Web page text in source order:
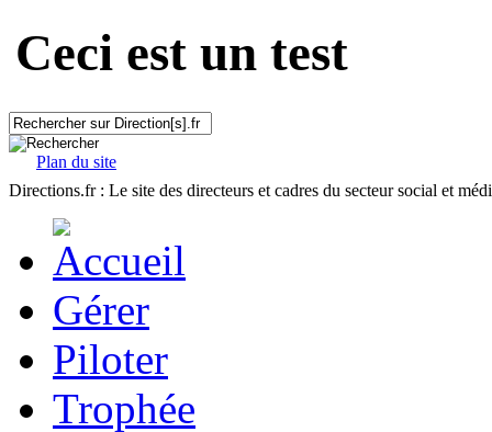
Ceci est un test
Plan du site
Directions.fr : Le site des directeurs et cadres du secteur social et
Gérer
Piloter
Trophée